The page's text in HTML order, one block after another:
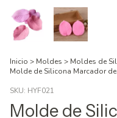
Inicio > Moldes > Moldes de
Molde de Silicona Marcador
SKU: HYF021
Molde de